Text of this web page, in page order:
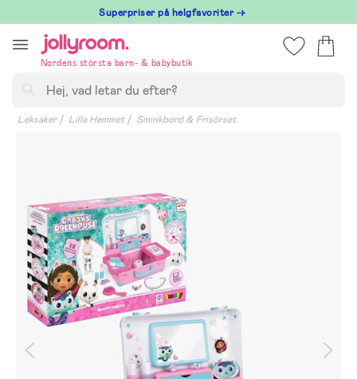
till
innehållet
Superpriser på helgfavoriter →
Nordens största barn- & babybutik
Leksaker Lilla Hemmet Sminkbord & Frisörset